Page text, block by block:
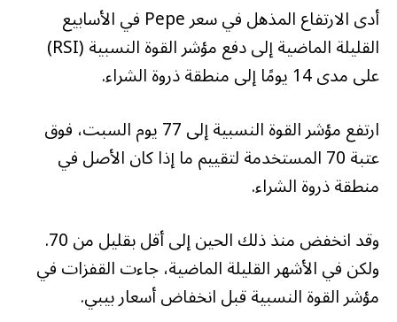
أدى الارتفاع المذهل في سعر Pepe في الأسابيع
القليلة الماضية إلى دفع مؤشر القوة النسبية (RSI)
على مدى 14 يومًا إلى منطقة ذروة الشراء.
ارتفع مؤشر القوة النسبية إلى 77 يوم السبت، فوق
عتبة 70 المستخدمة لتقييم ما إذا كان الأصل في
منطقة ذروة الشراء.
وقد انخفض منذ ذلك الحين إلى أقل بقليل من 70.
ولكن في الأشهر القليلة الماضية، جاءت القفزات في
مؤشر القوة النسبية قبل انخفاض أسعار بيبي.